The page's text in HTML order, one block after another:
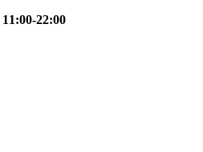
11:00-22:00